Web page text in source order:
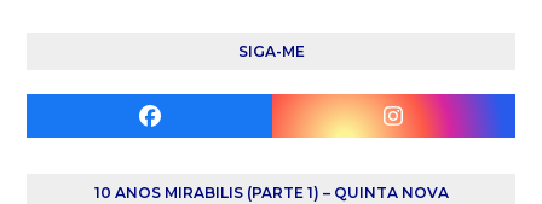
SIGA-ME
Facebook Instagram
10 ANOS MIRABILIS (PARTE 1) – QUINTA NOVA